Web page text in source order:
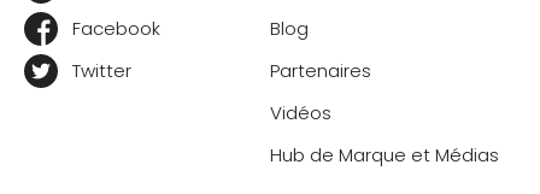
Facebook
Twitter
Blog
Partenaires
Vidéos
Hub de Marque et Médias